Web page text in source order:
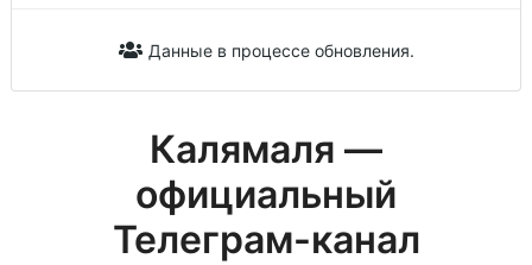
Данные в процессе обновления.
Калямаля —
официальный
Телеграм-канал